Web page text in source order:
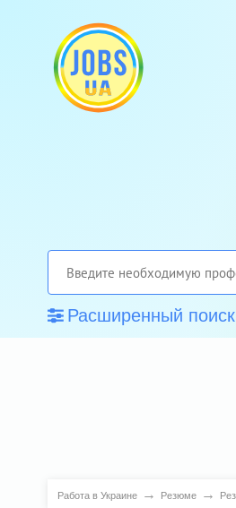
Расширенный поиск
Работа в Украине → Резюме →